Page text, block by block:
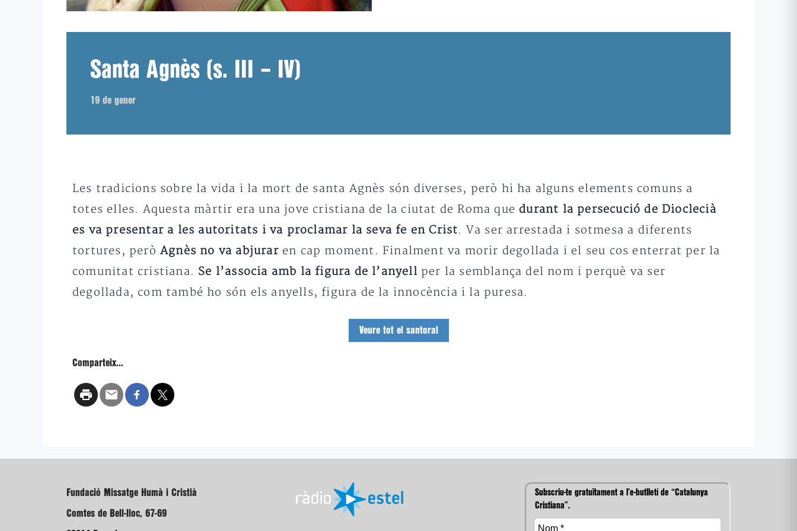
Santa Agnès (s. III – IV)
19 de gener
Les tradicions sobre la vida i la mort de santa Agnès són diverses, però hi ha alguns elements comuns a
totes elles. Aquesta màrtir era una jove cristiana de la ciutat de Roma que durant la persecució de Dioclecià
es va presentar a les autoritats i va proclamar la seva fe en Crist. Va ser arrestada i sotmesa a diferents
tortures, però Agnès no va abjuraren cap moment. Finalment va morir degollada i el seu cos enterrat per la
comunitat cristiana. Se l’associa amb la figura de l’anyellper la semblança del nom i perquè va ser
degollada, com també ho són els anyells, figura de la innocència i la puresa.
Veure tot el santoral
Comparteix...
Fundació Missatge Humà i Cristià
Comtes de Bell-lloc, 67-69
Subscriu-te gratuïtament a l’e-butlletí de “Catalunya
Cristiana”.